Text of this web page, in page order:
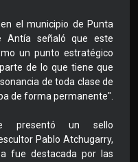
el municipio de Punta
Antía señaló que este
un punto estratégico
de lo que tiene que
de toda clase de
de forma permanente".
presentó un sello
Pablo Atchugarry,
fue destacada por las